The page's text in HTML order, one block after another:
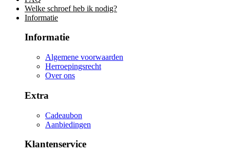
Welke schroef heb ik nodig?
Informatie
Informatie
Algemene voorwaarden
Herroepingsrecht
Over ons
Extra
Cadeaubon
Aanbiedingen
Klantenservice